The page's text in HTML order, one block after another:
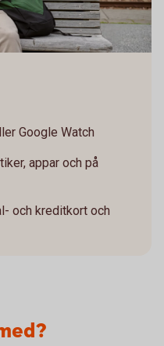
Google Watch
appar och på
och kreditkort och